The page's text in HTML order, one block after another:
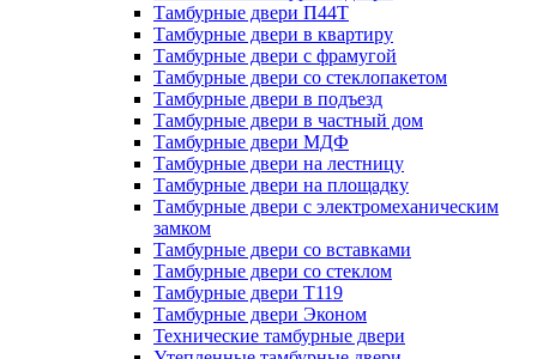
Тамбурные двери П44Т
Тамбурные двери в квартиру
Тамбурные двери с фрамугой
Тамбурные двери со стеклопакетом
Тамбурные двери в подъезд
Тамбурные двери в частный дом
Тамбурные двери МДФ
Тамбурные двери на лестницу
Тамбурные двери на площадку
Тамбурные двери с электромеханическим
замком
Тамбурные двери со вставками
Тамбурные двери со стеклом
Тамбурные двери Т119
Тамбурные двери Эконом
Технические тамбурные двери